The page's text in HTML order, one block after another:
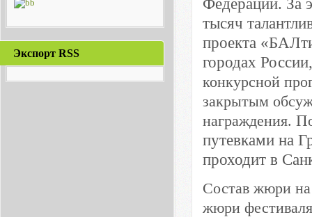
Экспорт RSS
Федерации. За
тысяч
проекта
городах
конкурсной
закрытым
награждения. П
путевками на
проходит в
Состав жюри на
жюри